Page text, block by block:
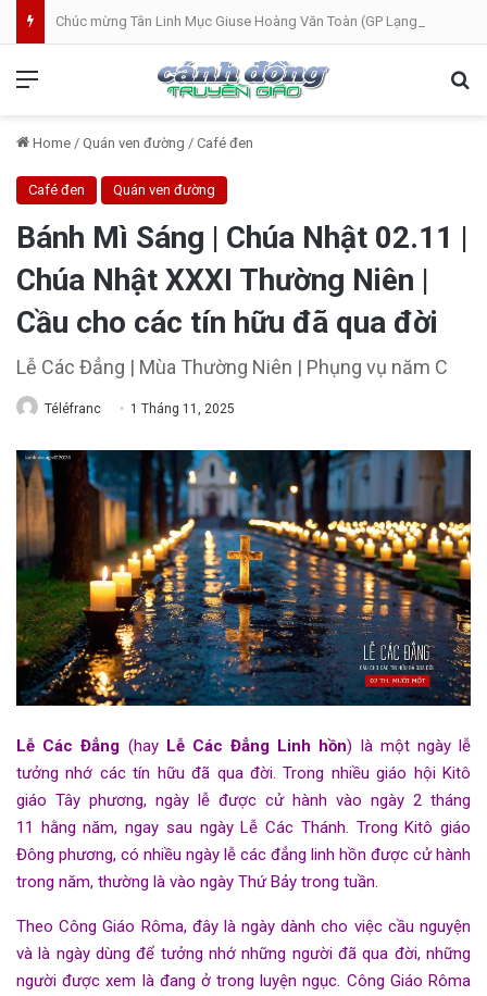
Home / Quán ven đường / Café đen
Café đen Quán ven đường
Bánh Mì Sáng | Chúa Nhật 02.11 |
Chúa Nhật XXXI Thường Niên |
Cầu cho các tín hữu đã qua đời
Lễ Các Đẳng | Mùa Thường Niên | Phụng vụ năm C
Téléfranc 1 Tháng 11, 2025
Lễ Các Đẳng (hay Lễ Các Đẳng Linh hồn) là một ngày lễ
tưởng nhớ các tín hữu đã qua đời. Trong nhiều giáo hội Kitô
giáo Tây phương, ngày lễ được cử hành vào ngày 2 tháng
11 hằng năm, ngay sau ngàyLễ Các Thánh. TrongKitô giáo
Đông phương, có nhiều ngày lễ các đẳng linh hồn được cử hành
trong năm, thường là vào ngày Thứ Bảy trong tuần.
TheoCông Giáo Rôma, đây là ngày dành cho việc cầu nguyện
và là ngày dùng để tưởng nhớ những người đã qua đời, những
người được xem là đang ở trongluyện ngục. Công Giáo Rôma